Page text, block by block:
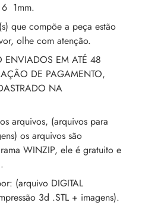
6 1mm.
que compõe a peça estão
olhe com atenção.
ENVIADOS EM ATÉ 48
DE PAGAMENTO,
NA
arquivos, (arquivos para
os arquivos são
WINZIP, ele é gratuito e
(arquivo DIGITAL
3d .STL + imagens).